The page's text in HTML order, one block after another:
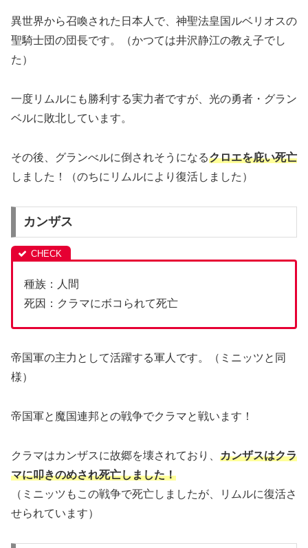
異世界から召喚された日本人で、神聖法皇国ルベリオスの
聖騎士団の団長です。（かつては井沢静江の教え子でし
た）
一度リムルにも勝利する実力者ですが、光の勇者・グラン
ベルに敗北しています。
その後、グランべルに倒されそうになるクロエを庇い死亡
しました！（のちにリムルにより復活しました）
カンザス
種族：人間
死因：クラマにボコられて死亡
帝国軍の主力として活躍する軍人です。（ミニッツと同
様）
帝国軍と魔国連邦との戦争でクラマと戦います！
クラマはカンザスに故郷を壊されており、 カンザスはクラ
マに叩きのめされ死亡しました！
（ミニッツもこの戦争で死亡しましたが、リムルに復活さ
せられています）